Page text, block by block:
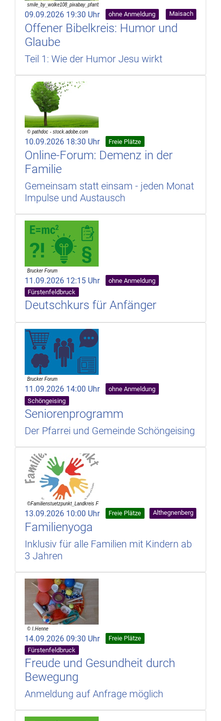
09.09.2026 19:30 Uhr ohne Anmeldung Maisach
Offener Bibelkreis: Humor und
Glaube
Teil 1: Wie der Humor Jesu wirkt
10.09.2026 18:30 Uhr Freie Plätze
Online-Forum: Demenz in der
Familie
Gemeinsam statt einsam - jeden Monat
Impulse und Austausch
11.09.2026 12:15 Uhr
ohne Anmeldung
Fürstenfeldbruck
Deutschkurs für Anfänger
11.09.2026 14:00 Uhr
ohne Anmeldung
Schöngeising
Seniorenprogramm
Der Pfarrei und Gemeinde Schöngeising
13.09.2026 10:00 Uhr Freie Plätze Althegnenberg
Familienyoga
Inklusiv für alle Familien mit Kindern ab
3 Jahren
14.09.2026 09:30 Uhr
Freie Plätze
Fürstenfeldbruck
Freude und Gesundheit durch
Bewegung
Anmeldung auf Anfrage möglich